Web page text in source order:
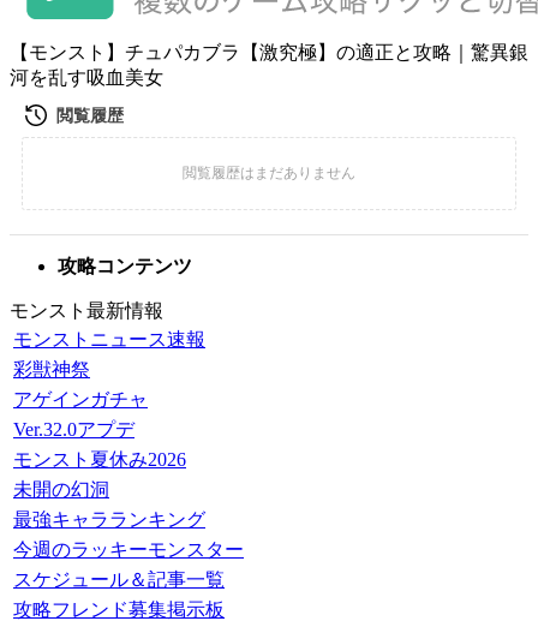
【モンスト】チュパカブラ【激究極】の適正と攻略｜驚異銀
河を乱す吸血美女
攻略コンテンツ
モンスト最新情報
モンストニュース速報
彩獣神祭
アゲインガチャ
Ver.32.0アプデ
モンスト夏休み2026
未開の幻洞
最強キャラランキング
今週のラッキーモンスター
スケジュール＆記事一覧
攻略フレンド募集掲示板